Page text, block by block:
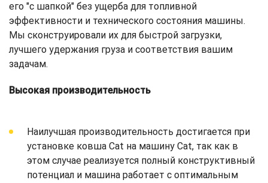
его "с шапкой" без ущерба для топливной
эффективности и технического состояния машины.
Мы сконструировали их для быстрой загрузки,
лучшего удержания груза и соответствия вашим
задачам.
Высокая производительность
Наилучшая производительность достигается при
установке ковша Cat на машину Cat, так как в
этом случае реализуется полный конструктивный
потенциал и машина работает с оптимальным